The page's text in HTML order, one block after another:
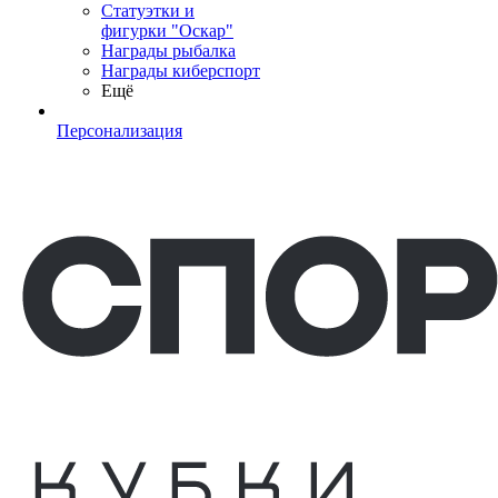
Статуэтки и
фигурки "Оскар"
Награды рыбалка
Награды киберспорт
Ещё
Персонализация